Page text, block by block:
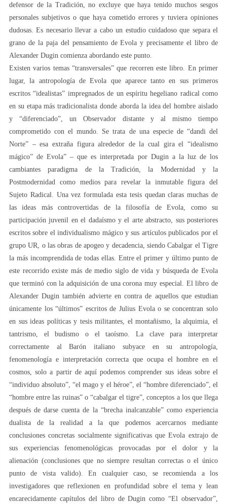
defensor de la Tradición, no excluye que haya tenido muchos sesgos
personales subjetivos o que haya cometido errores y tuviera opiniones
dudosas. Es necesario llevar a cabo un estudio cuidadoso que separa el
grano de la paja del pensamiento de Evola y precisamente el libro de
Alexander Dugin comienza abordando este punto.
Existen varios temas “transversales” que recorren este libro. En primer
lugar, la antropología de Evola que aparece tanto en sus primeros
escritos “idealistas” impregnados de un espíritu hegeliano radical como
en su etapa más tradicionalista donde aborda la idea del hombre aislado
y “diferenciado”, un Observador distante y al mismo tiempo
comprometido con el mundo. Se trata de una especie de “dandi del
Norte” – esa extraña figura alrededor de la cual gira el “idealismo
mágico” de Evola” – que es interpretada por Dugin a la luz de los
cambiantes paradigma de la Tradición, la Modernidad y la
Postmodernidad como medios para revelar la inmutable figura del
Sujeto Radical. Una vez formulada esta tesis quedan claras muchas de
las ideas más controvertidas de la filosofía de Evola, como su
participación juvenil en el dadaísmo y el arte abstracto, sus posteriores
escritos sobre el individualismo mágico y sus artículos publicados por el
grupo UR, o las obras de apogeo y decadencia, siendo Cabalgar el Tigre
la más incomprendida de todas ellas. Entre el primer y último punto de
este recorrido existe más de medio siglo de vida y búsqueda de Evola
que terminó con la adquisición de una corona muy especial. El libro de
Alexander Dugin también advierte en contra de aquellos que estudian
únicamente los “últimos” escritos de Julius Evola o se concentran solo
en sus ideas políticas y tesis militantes, el montañismo, la alquimia, el
tantrismo, el budismo o el taoísmo. La clave para interpretar
correctamente al Barón italiano subyace en su antropología,
fenomenología e interpretación correcta que ocupa el hombre en el
cosmos, solo a partir de aquí podemos comprender sus ideas sobre el
“individuo absoluto”, “el mago y el héroe”, el “hombre diferenciado”, el
“hombre entre las ruinas” o “cabalgar el tigre”, conceptos a los que llega
después de darse cuenta de la “brecha inalcanzable” como experiencia
dualista de la realidad a la que podemos acercarnos mediante
conclusiones concretas socialmente significativas que Evola extrajo de
sus experiencias fenomenológicas provocadas por el dolor y la
alienación (conclusiones que no siempre resultan correctas o el único
punto de vista valido). En cualquier caso, se recomienda a los
investigadores que reflexionen en profundidad sobre el tema y lean
encarecidamente capítulos del libro de Dugin como “El observador”,